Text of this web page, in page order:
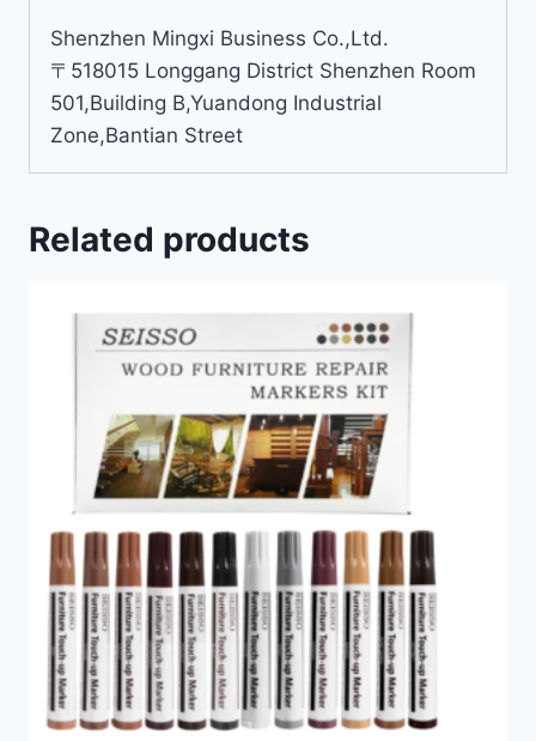
Shenzhen Mingxi Business Co.,Ltd.
〒518015 Longgang District Shenzhen Room
501,Building B,Yuandong Industrial
Zone,Bantian Street
Related products